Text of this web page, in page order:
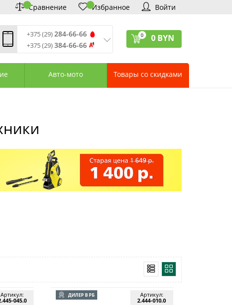
Сравнение Избранное Войти
+375 (29)284-66-66
+375 (29)384-66-66
Сб: 10:00—18:00
Магазины «Удачник»
Контактная информация
0 0 BYN
Авто-мото Товары со скидками
Артикул:
045.0
ДИЛЕР В РБ
Артикул:
2.444-010.0